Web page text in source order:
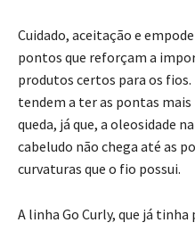
Cuidado, aceitação e
pontos que reforçam a
produtos certos para os fios.
tendem a ter as pontas mais
queda, já que, a oleosidade
cabeludo não chega até as
curvaturas que o fio possui.
A linha Go Curly, que já